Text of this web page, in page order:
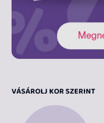
VÁSÁROLJ KOR SZERINT